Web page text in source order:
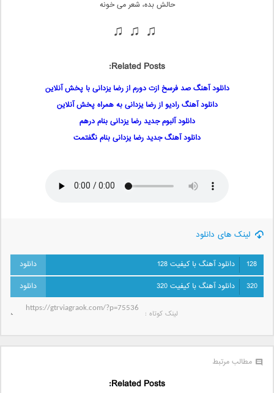
حالش بده، شعر می خونه
♫ ♫ ♫
Related Posts:
دانلود آهنگ صد فرسخ ازت دورم از رضا یزدانی با پخش آنلاین
دانلود آهنگ رادیو از رضا یزدانی به همراه پخش آنلاین
دانلود آلبوم جدید رضا یزدانی بنام درهم
دانلود آهنگ جدید رضا یزدانی بنام نگفتمت
لینک های دانلود
128
دانلود آهنگ با کیفیت 128
320
دانلود آهنگ با کیفیت 320
لینک کوتاه‌ :
مطالب مرتبط
Related Posts: